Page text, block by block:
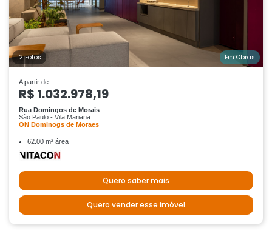
12 Fotos Em Obras
A partir de
R$ 1.032.978,19
Rua Domingos de Morais
São Paulo - Vila Mariana
ON Dominogs de Moraes
62.00 m² área
Quero saber mais
Quero vender esse imóvel